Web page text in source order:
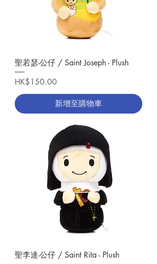
聖若瑟-公仔 / Saint Joseph - Plush
價格
HK$150.00
新增至購物車
聖李達-公仔 / Saint Rita - Plush